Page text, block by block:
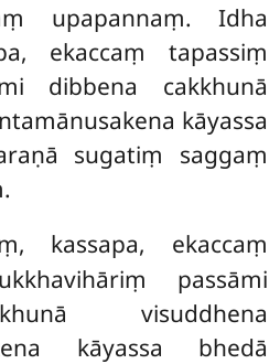
upapannaṃ. Idha
ekaccaṃ tapassiṃ
dibbena cakkhunā
kāyassa
sugatiṃ saggaṃ
kassapa, ekaccaṃ
passāmi
visuddhena
kāyassa bhedā